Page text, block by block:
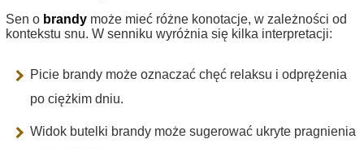
Sen o brandy może mieć różne konotacje, w zależności od
kontekstu snu. W senniku wyróżnia się kilka interpretacji:
Picie brandy może oznaczać chęć relaksu i odprężenia
po ciężkim dniu.
Widok butelki brandy może sugerować ukryte pragnienia